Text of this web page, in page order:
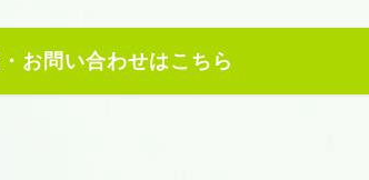
お問い合わせはこちら